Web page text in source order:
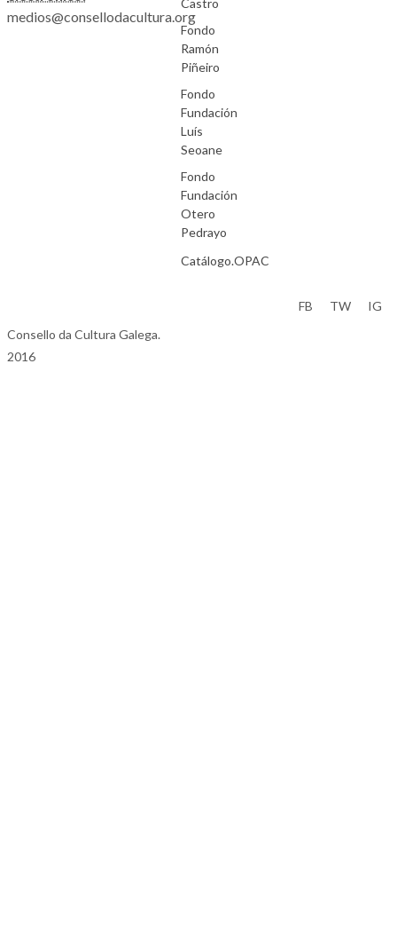
medios@consellodacultura.org
Castro
Fondo
Ramón
Piñeiro
Fondo
Fundación
Luís
Seoane
Fondo
Fundación
Otero
Pedrayo
Catálogo.OPAC
Consello da Cultura Galega.
2016
FB TW IG